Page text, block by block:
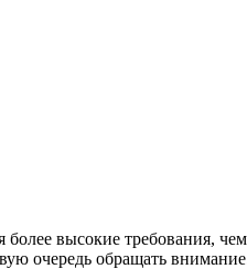
высокие требования,
очередь обращать